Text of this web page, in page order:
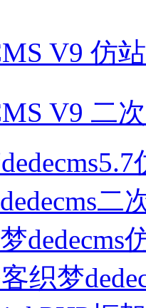
V9 仿
V9 二
二
dedecms
织梦